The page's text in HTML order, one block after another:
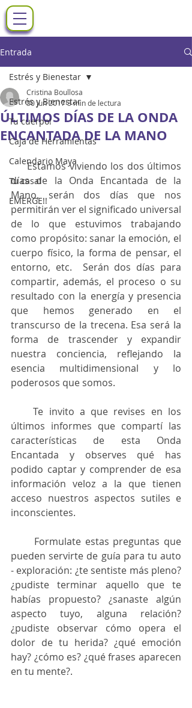
Entrada
Estrés y Bienestar
Tu cuerpo!
Caja de Herramientas
Calendario Maya
Tu casa!
EMERGE!!
Estrés y Bienestar
ÚLTIMOS DÍAS DE LA ONDA
ENCANTADA DE LA MANO
Cristina Boullosa
30 jun 20173 min de lectura
     Estamos viviendo los dos últimos
días de la Onda Encantada de la
Mano, serán dos días que nos
permitirán ver el significado universal
de lo que estuvimos trabajando
como propósito: sanar la emoción, el
cuerpo físico, la forma de pensar, el
entorno, etc.  Serán dos días para
compartir, además, el proceso o su
resultado con la energía y presencia
que hemos generado en el
transcurso de la trecena. Esa será la
forma de trascender y expandir
nuestra conciencia, reflejando la
esencia multidimensional y lo
poderosos que somos.
    Te invito a que revises en los
últimos informes que compartí las
características de esta Onda
Encantada y observes qué has
podido captar y comprender de esa
información veloz a la que tienen
acceso nuestros aspectos sutiles e
inconscientes.
pueden servirte de guía para tu auto
- exploración: ¿te sentiste más pleno?
¿pudiste terminar aquello que te
habías propuesto? ¿sanaste algún
aspecto tuyo, alguna relación?
¿pudiste observar cómo opera el
dolor de tu herida? ¿qué emoción
hay? ¿cómo es? ¿qué frases aparecen
en tu mente?.